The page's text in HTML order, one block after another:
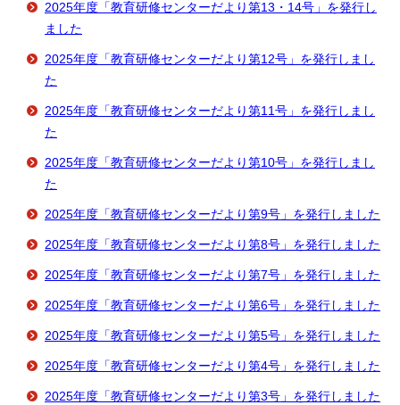
2025年度「教育研修センターだより第13・14号」を発行し
ました
2025年度「教育研修センターだより第12号」を発行しまし
た
2025年度「教育研修センターだより第11号」を発行しまし
た
2025年度「教育研修センターだより第10号」を発行しまし
た
2025年度「教育研修センターだより第9号」を発行しました
2025年度「教育研修センターだより第8号」を発行しました
2025年度「教育研修センターだより第7号」を発行しました
2025年度「教育研修センターだより第6号」を発行しました
2025年度「教育研修センターだより第5号」を発行しました
2025年度「教育研修センターだより第4号」を発行しました
2025年度「教育研修センターだより第3号」を発行しました